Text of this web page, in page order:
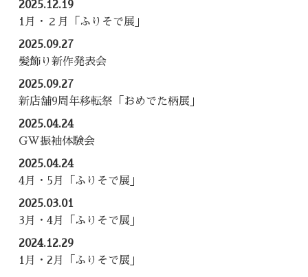
2025.12.19
1月・２月「ふりそで展」
2025.09.27
髪飾り新作発表会
2025.09.27
新店舗9周年移転祭「おめでた柄展」
2025.04.24
GW振袖体験会
2025.04.24
4月・5月「ふりそで展」
2025.03.01
3月・4月「ふりそで展」
2024.12.29
1月・2月「ふりそで展」